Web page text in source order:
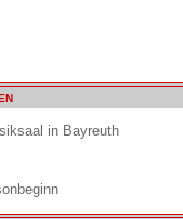
in Bayreuth